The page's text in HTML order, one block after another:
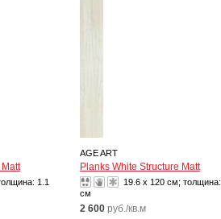
1.1
AGE ART
Planks White Structure Matt
19.6 x 120 см; толщина:
см
2 600 руб./кв.м